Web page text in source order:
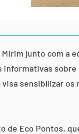
junto com a
sensibilizar
Eco Pontos,